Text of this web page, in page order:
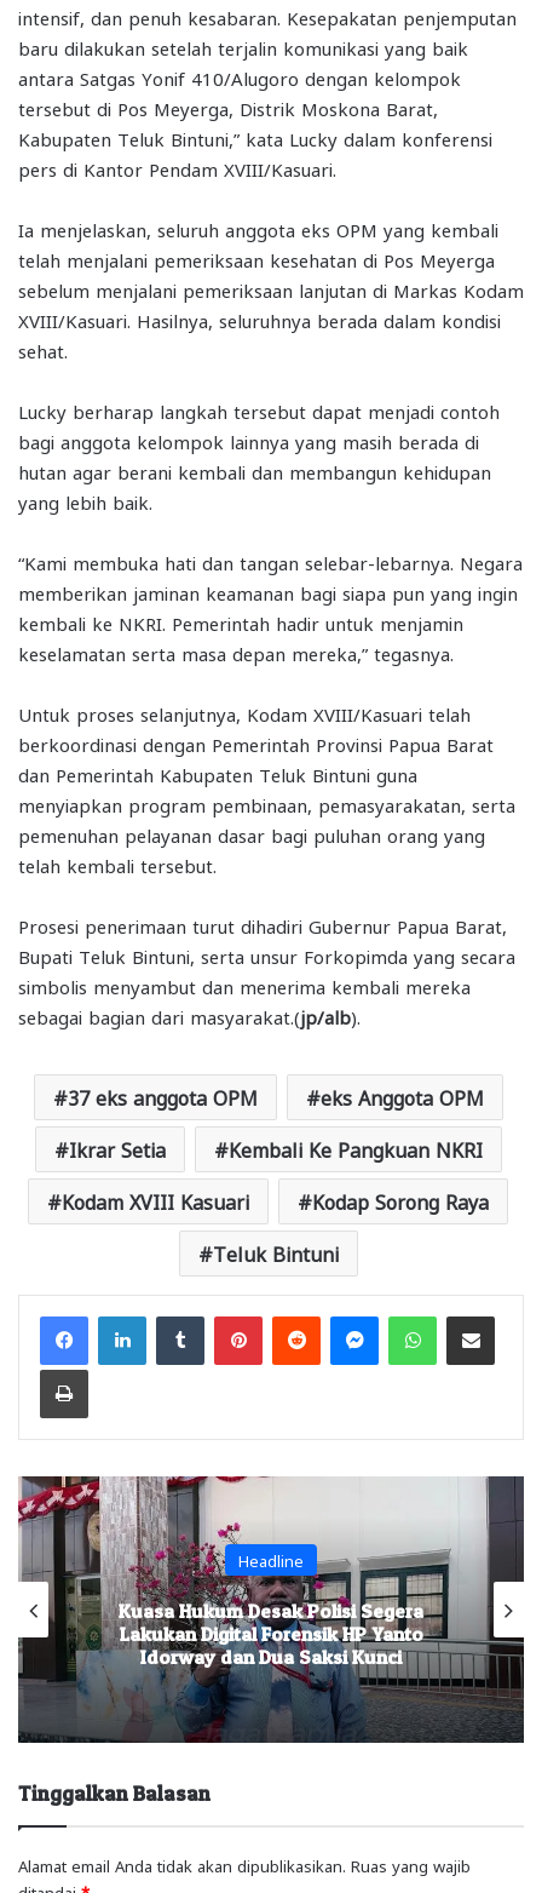
intensif, dan penuh kesabaran. Kesepakatan penjemputan
baru dilakukan setelah terjalin komunikasi yang baik
antara Satgas Yonif 410/Alugoro dengan kelompok
tersebut di Pos Meyerga, Distrik Moskona Barat,
Kabupaten Teluk Bintuni,” kata Lucky dalam konferensi
pers di Kantor Pendam XVIII/Kasuari.
Ia menjelaskan, seluruh anggota eks OPM yang kembali
telah menjalani pemeriksaan kesehatan di Pos Meyerga
sebelum menjalani pemeriksaan lanjutan di Markas Kodam
XVIII/Kasuari. Hasilnya, seluruhnya berada dalam kondisi
sehat.
Lucky berharap langkah tersebut dapat menjadi contoh
bagi anggota kelompok lainnya yang masih berada di
hutan agar berani kembali dan membangun kehidupan
yang lebih baik.
“Kami membuka hati dan tangan selebar-lebarnya. Negara
memberikan jaminan keamanan bagi siapa pun yang ingin
kembali ke NKRI. Pemerintah hadir untuk menjamin
keselamatan serta masa depan mereka,” tegasnya.
Untuk proses selanjutnya, Kodam XVIII/Kasuari telah
berkoordinasi dengan Pemerintah Provinsi Papua Barat
dan Pemerintah Kabupaten Teluk Bintuni guna
menyiapkan program pembinaan, pemasyarakatan, serta
pemenuhan pelayanan dasar bagi puluhan orang yang
telah kembali tersebut.
Prosesi penerimaan turut dihadiri Gubernur Papua Barat,
Bupati Teluk Bintuni, serta unsur Forkopimda yang secara
simbolis menyambut dan menerima kembali mereka
sebagai bagian dari masyarakat.(jp/alb).
37 eks anggota OPM eks Anggota OPM
Ikrar Setia Kembali Ke Pangkuan NKRI
Kodam XVIII Kasuari Kodap Sorong Raya
Teluk Bintuni
FacebookLinkedInTumblr PinterestReddit MessengerWhatsAppShare via Email
Print
Headline
Kuasa Hukum Desak Polisi Segera
Lakukan Digital Forensik HP Yanto
Idorway dan Dua Saksi Kunci
Tinggalkan Balasan
Alamat email Anda tidak akan dipublikasikan. Ruas yang wajib